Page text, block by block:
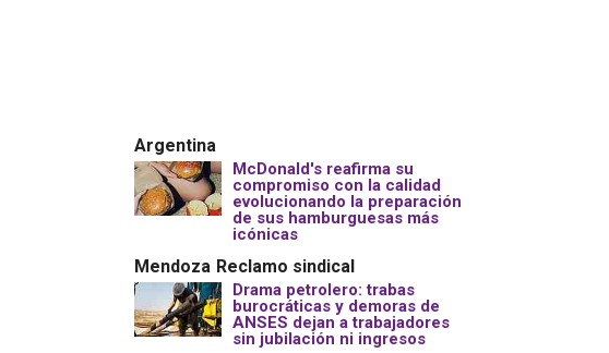
Argentina
McDonald's reafirma su
compromiso con la calidad
evolucionando la preparación
de sus hamburguesas más
icónicas
Mendoza Reclamo sindical
Drama petrolero: trabas
burocráticas y demoras de
ANSES dejan a trabajadores
sin jubilación ni ingresos